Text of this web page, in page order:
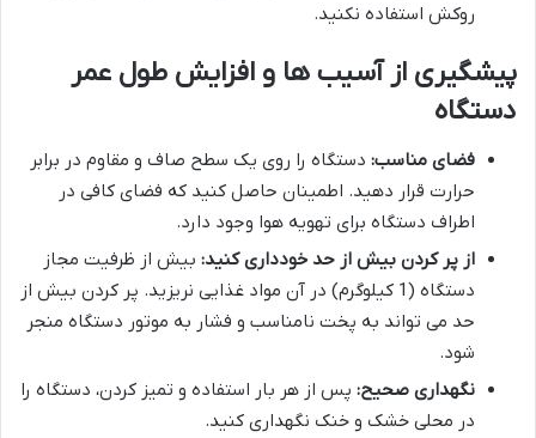
روکش استفاده نکنید.
پیشگیری از آسیب ها و افزایش طول عمر
دستگاه
فضای مناسب: دستگاه را روی یک سطح صاف و مقاوم در برابر
حرارت قرار دهید. اطمینان حاصل کنید که فضای کافی در
اطراف دستگاه برای تهویه هوا وجود دارد.
از پر کردن بیش از حد خودداری کنید: بیش از ظرفیت مجاز
دستگاه (1 کیلوگرم) در آن مواد غذایی نریزید. پر کردن بیش از
حد می تواند به پخت نامناسب و فشار به موتور دستگاه منجر
شود.
نگهداری صحیح: پس از هر بار استفاده و تمیز کردن، دستگاه را
در محلی خشک و خنک نگهداری کنید.